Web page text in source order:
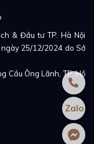
& Đầu tư TP. Hà Nội
25/12/2024 do Sở
Cầu Ông Lãnh, TP. Hồ
Zalo